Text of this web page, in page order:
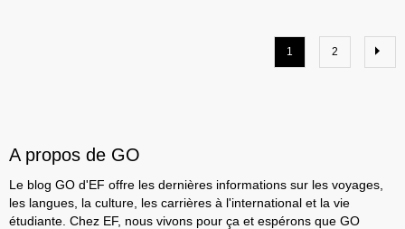
1 2
A propos de GO
Le blog GO d'EF offre les dernières informations sur les voyages,
les langues, la culture, les carrières à l'international et la vie
étudiante. Chez EF, nous vivons pour ça et espérons que GO